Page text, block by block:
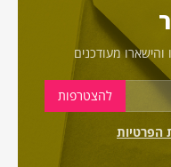
מעודכנים
הפרטיות